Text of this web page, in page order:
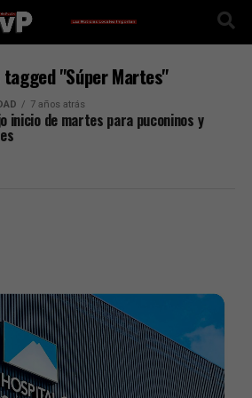
"Súper Martes"
7 años atrás
inicio de martes para puconinos y